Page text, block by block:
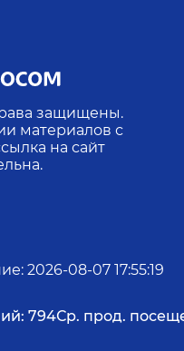
защищены.
материалов с
на сайт
: 2026-08-07 17:55:19
794Ср. прод.